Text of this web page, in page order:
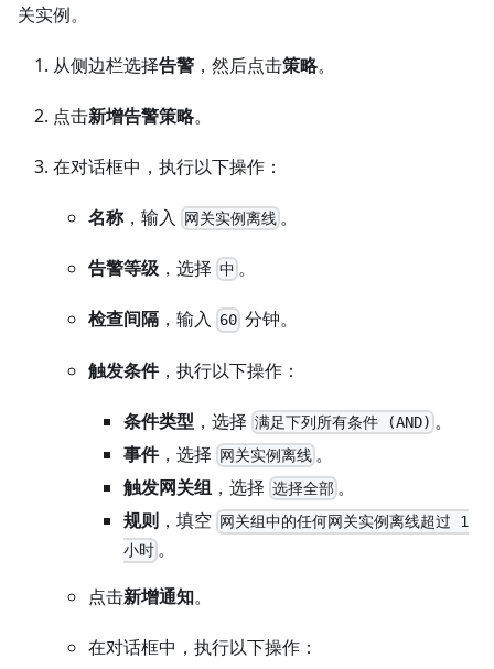
关实例。
从侧边栏选择告警 ，然后点击策略。
点击新增告警策略。
在对话框中，执行以下操作：
名称，输入 网关实例离线 。
告警等级 ，选择 中 。
检查间隔 ，输入 60 分钟。
触发条件，执行以下操作：
条件类型 ，选择 满足下列所有条件 (AND) 。
事件，选择 网关实例离线 。
触发网关组 ，选择 选择全部 。
规则 ，填空 网关组中的任何网关实例离线超过 1
小时 。
点击新增通知。
在对话框中，执行以下操作：